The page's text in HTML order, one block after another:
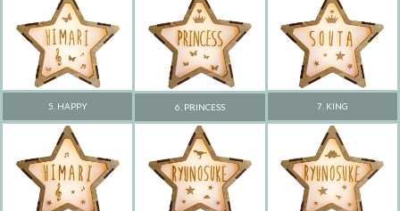
5. HAPPY 6. PRINCESS 7. KING